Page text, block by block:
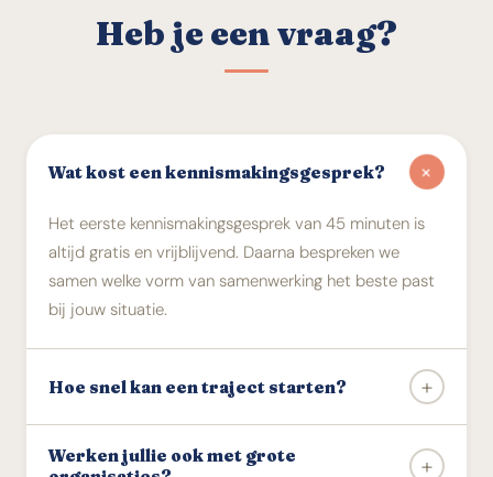
Heb je een vraag?
Wat kost een kennismakingsgesprek? +
Het eerste kennismakingsgesprek van 45 minuten is
altijd gratis en vrijblijvend. Daarna bespreken we
samen welke vorm van samenwerking het beste past
bij jouw situatie.
Hoe snel kan een traject starten? +
weken starten na het kennismakingsgesprek. Bij grote
Werken jullie ook met grote
+